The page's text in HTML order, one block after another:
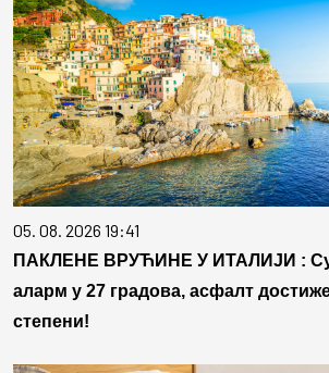
05. 08. 2026 19:41
ПАКЛЕНЕ ВРУЋИНЕ У ИТАЛИЈИ :
аларм у 27 градова, асфалт
степени!